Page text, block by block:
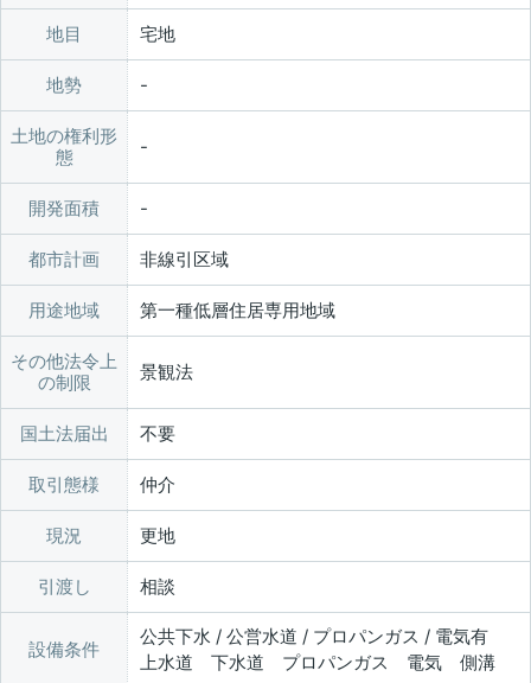
地目 宅地
地勢
土地の権利形
態
開発面積
都市計画 非線引区域
用途地域 第一種低層住居専用地域
その他法令上
の制限
景観法
国土法届出 不要
取引態様 仲介
現況 更地
引渡し 相談
設備条件
公共下水 / 公営水道 / プロパンガス / 電気有
上水道 下水道 プロパンガス 電気 側溝